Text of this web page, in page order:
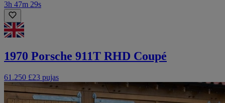
3h 47m 29s
1970 Porsche 911T RHD Coupé
61.250 £23 pujas